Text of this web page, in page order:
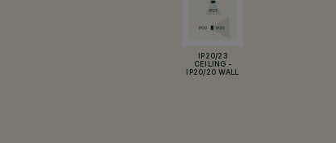
IP20/23
CEILING -
IP20/20 WALL